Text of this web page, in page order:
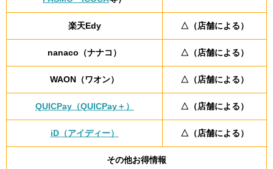
楽天Edy △（店舗による）
nanaco（ナナコ） △（店舗による）
WAON（ワオン） △（店舗による）
QUICPay（QUICPay＋） △（店舗による）
iD（アイディー） △（店舗による）
その他お得情報